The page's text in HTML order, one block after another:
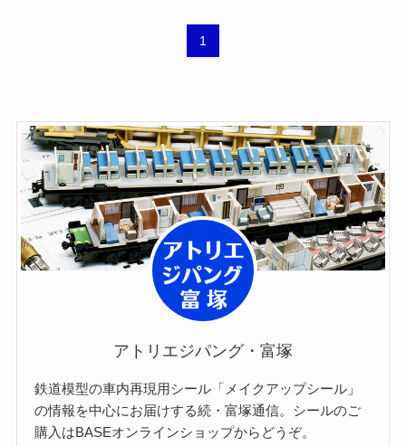
1
アトリエジパング・富塚
鉄道模型の車内再現用シール「メイクアップシール」
の情報を中心にお届けする続・富塚通信。シールのご
購入はBASEオンラインショップからどうぞ。